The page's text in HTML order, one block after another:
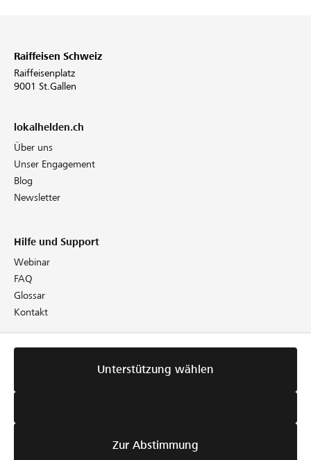
Unterstützung wählen
Zur Abstimmung
Raiffeisen Schweiz
Raiffeisenplatz
9001 St.Gallen
lokalhelden.ch
Über uns
Unser Engagement
Blog
Newsletter
Hilfe und Support
Webinar
FAQ
Glossar
Kontakt
AGB
Datenschutz